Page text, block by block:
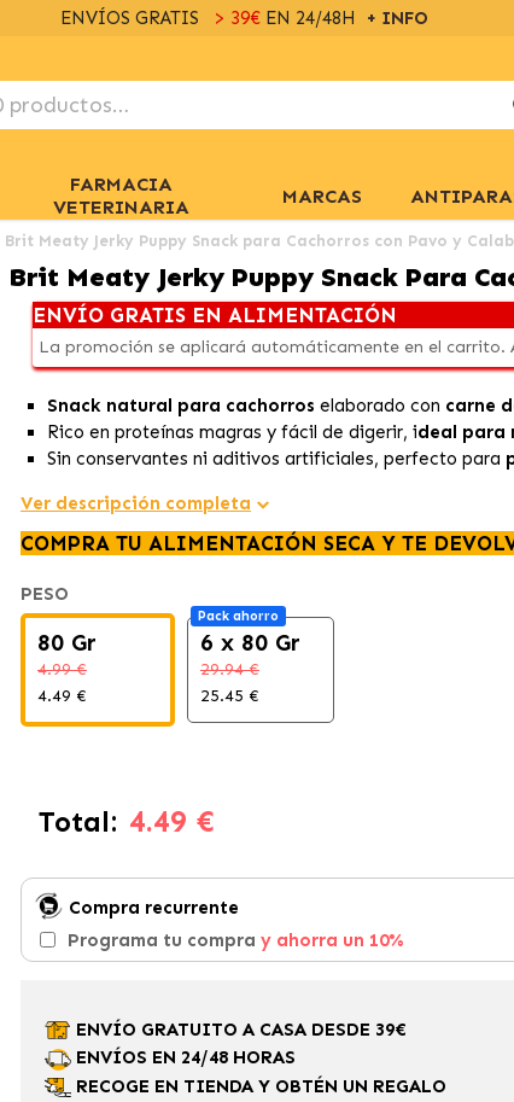
ENVÍOS GRATIS > 39€EN 24/48H + INFO
FARMACIA
VETERINARIA
MARCAS
Brit Meaty Jerky Puppy Snack para Cachorros con Pavo y
Brit Meaty Jerky Puppy Snack Para
ENVÍO GRATIS EN ALIMENTACIÓN
La promoción se aplicará automáticamente en el carrito.
Snack natural para cachorros elaborado con carne
Rico en proteínas magras y fácil de digerir, ideal para
Sin conservantes ni aditivos artificiales, perfecto para
Ver descripción completa
COMPRA TU ALIMENTACIÓN SECA Y TE
PESO
80 Gr
4.99 €
4.49 €
Pack ahorro
6 x 80 Gr
29.94 €
25.45 €
Total: 4.49 €
Compra recurrente
Programa tu compra y ahorra un 10%
ENVÍO GRATUITO A CASA DESDE 39€
ENVÍOS EN 24/48 HORAS
RECOGE EN TIENDA Y OBTÉN UN REGALO